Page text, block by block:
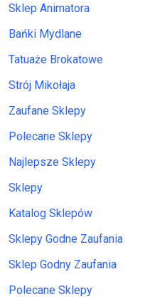
Sklep Animatora
Bańki Mydlane
Tatuaże Brokatowe
Strój Mikołaja
Zaufane Sklepy
Polecane Sklepy
Najlepsze Sklepy
Sklepy
Katalog Sklepów
Sklepy Godne Zaufania
Sklep Godny Zaufania
Polecane Sklepy